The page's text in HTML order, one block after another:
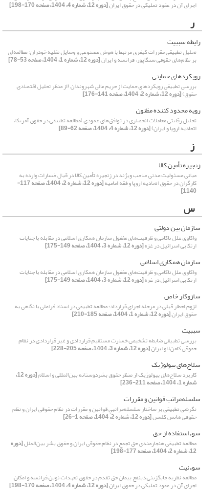
اجرای آن در عقود تملیکی در حقوق ایران[دوره 12، شماره 4، 1404، صفحه 170-198]
ر
رایطه سببیت
تحلیل تطبیقی مقررات کیفری مرتبط با هوش مصنوعی و وسایل نقلیه خودران: مطالعه‌ای
بر نظام‌های حقوقی سنگاپور، فرانسه و ایران[دوره 12، شماره 1، 1404، صفحه 53-78]
رویکردهای حمایتی
بررسی تطبیقی رویکردهای حمایت از حریم مالی شهروندان (از منظر تحلیل اقتصادی
حقوق)[دوره 12، شماره 2، 1404، صفحه 141-176]
رویه محدود کننده مظنون
تحلیل رقابتی معاملات انحصاری در توافق‌های عمودی (مطالعه تطبیقی در حقوق آمریکا،
اتحادیه اروپا و ایران)[دوره 12، شماره 4، 1404، صفحه 62-89]
ز
زنجیره تأمین کالا
مبانی مسئولیت مدنی صاحب ویژند در زنجیره تأمین کالا در قبال خسارات وارده به
کارگران در حقوق اتحادیه اروپا و فقه امامیه [دوره 12، شماره 2، 1404، صفحه 117-
1140]
س
سازمان بین دولتی
واکاوی علل ناکامی و ظرفیت‌های مغفول سازمان همکاری اسلامی در مقابله با جنایات
ارتکابی اسرائیل در غزه[دوره 12، شماره 3، 1404، صفحه 149-175]
سازمان همکاری اسلامی
واکاوی علل ناکامی و ظرفیت‌های مغفول سازمان همکاری اسلامی در مقابله با جنایات
ارتکابی اسرائیل در غزه[دوره 12، شماره 3، 1404، صفحه 149-175]
سازوکار خاص
لزوم اخطار قبلی در مرحله اجرای قرارداد؛ مطالعه تطبیقی در اسناد فراملی با نگاهی به
حقوق ایران[دوره 12، شماره 1، 1404، صفحه 185-210]
سببیت
بررسی تطبیقی ضابطه تشخیص خسارت مستقیم قراردادی و غیر قراردادی در نظام
حقوقی کامن‌لا و ایران[دوره 12، شماره 3، 1404، صفحه 205-228]
سلاح‌های بیولوژیک
کاربرد سلاح‌های بیولوژیک از منظر حقوق بشردوستانه بین‌المللی و اسلام [دوره 12،
شماره 1، 1404، صفحه 211-236]
سلسله‌مراتب قوانین و مقررات
نگرشی تطبیقی بر ساختار سلسله‌مراتبیِ قوانین و مقررات در نظام حقوقی ایران و نظم
حقوقی هانس کلسن[دوره 12، شماره 2، 1404، صفحه 1-26]
سوءاستفاده از حق
مطالعه تطبیقی هنجارمندی حق تجمع در نظام حقوقی ایران و حقوق بشر بین‌الملل[دوره
12، شماره 2، 1404، صفحه 177-198]
سوءنیت
مطالعه نظریه جایگزینی ذینفع پیمان حق تقدم در حقوق تعهدات نوین فرانسه و امکان
اجرای آن در عقود تملیکی در حقوق ایران[دوره 12، شماره 4، 1404، صفحه 170-198]